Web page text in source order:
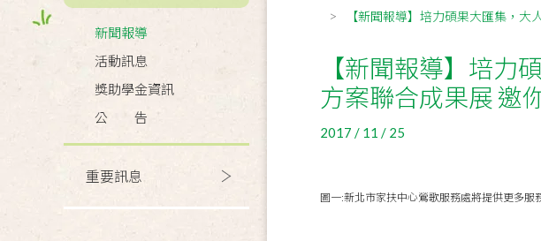
新聞報導
活動訊息
獎助學金資訊
公 告
重要訊息
【新聞報導】培力碩果大匯集，
【新聞報導】培力
方案聯合成果展 邀
2017 / 11 / 25
圖一:新北市家扶中心鶯歌服務處將提供更多